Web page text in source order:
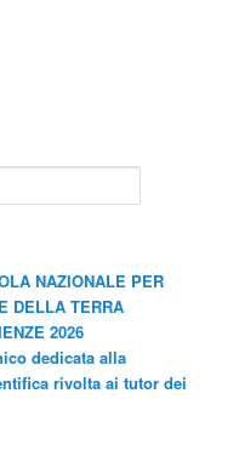
NAZIONALE PER
DELLA TERRA
2026
dedicata alla
rivolta ai tutor dei